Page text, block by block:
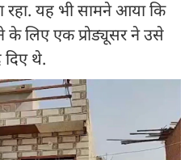
रहा. यह भी सामने आया कि
के लिए एक प्रोड्यूसर ने उसे
थे.